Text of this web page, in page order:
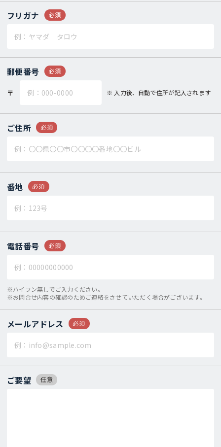
フリガナ 必須
郵便番号 必須
〒 入力後、自動で住所が記入されます
ご住所 必須
番地 必須
電話番号 必須
※ハイフン無しでご入力ください。
※お問合せ内容の確認のためご連絡をさせていただく場合がございます。
メールアドレス 必須
ご要望 任意